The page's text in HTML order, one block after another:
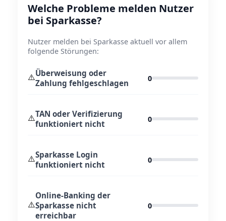
Welche Probleme melden Nutzer
bei Sparkasse?
Nutzer melden bei Sparkasse aktuell vor allem
folgende Störungen:
⚠️Überweisung oder
Zahlung fehlgeschlagen
0
⚠️TAN oder Verifizierung
funktioniert nicht
0
⚠️Sparkasse Login
funktioniert nicht
0
⚠️
Online-Banking der
Sparkasse nicht
erreichbar
0